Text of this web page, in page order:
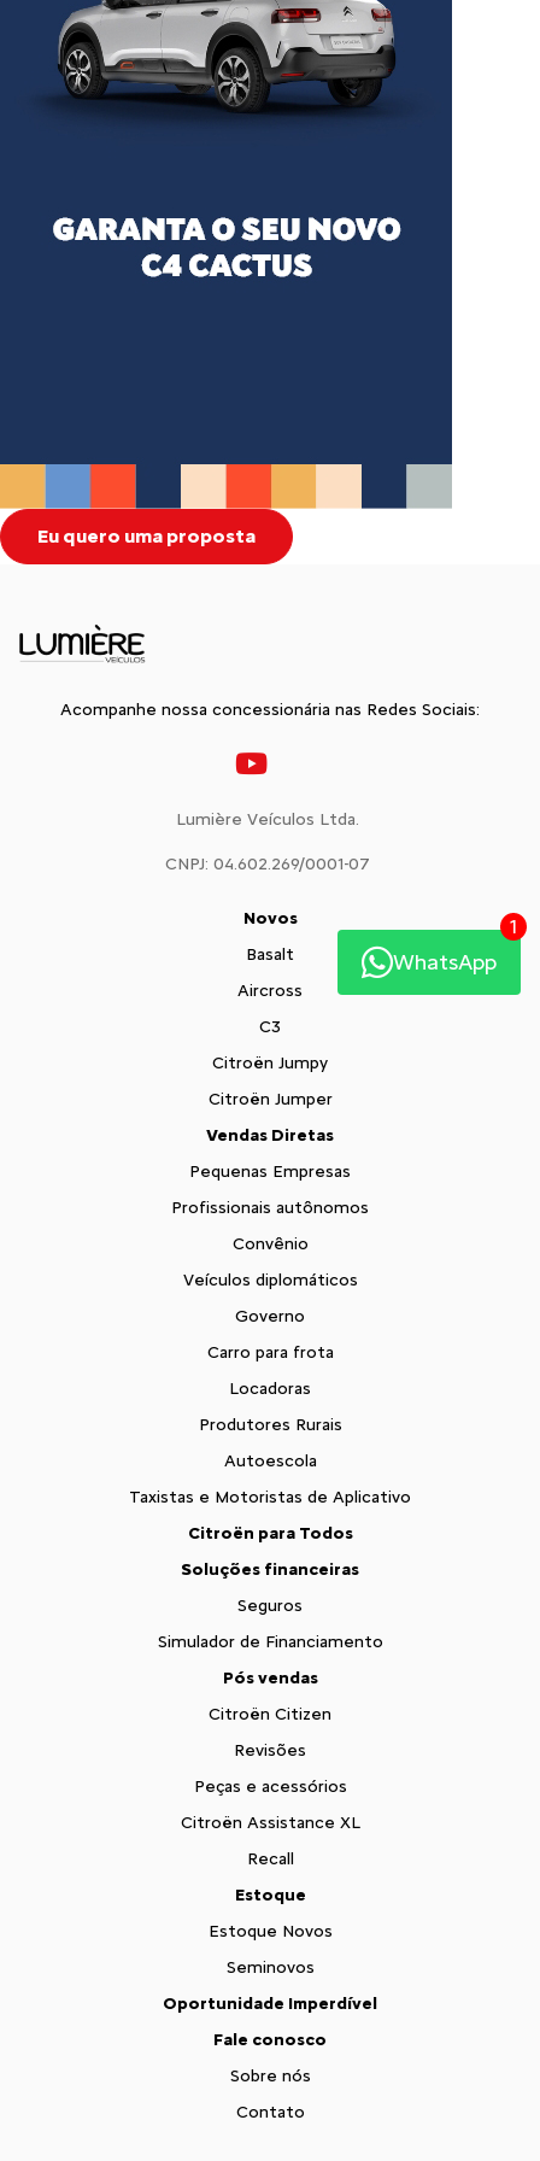
Eu quero uma proposta
Acompanhe nossa concessionária nas Redes Sociais:
Lumière Veículos Ltda.
CNPJ: 04.602.269/0001-07
Novos
Basalt
Aircross
C3
Citroën Jumpy
Citroën Jumper
Vendas Diretas
Pequenas Empresas
Profissionais autônomos
Convênio
Veículos diplomáticos
Governo
Carro para frota
Locadoras
Produtores Rurais
Autoescola
Taxistas e Motoristas de Aplicativo
Citroën para Todos
Soluções financeiras
Seguros
Simulador de Financiamento
Pós vendas
Citroën Citizen
Revisões
Peças e acessórios
Citroën Assistance XL
Recall
Estoque
Estoque Novos
Seminovos
Oportunidade Imperdível
Fale conosco
Sobre nós
Contato
WhatsApp
1